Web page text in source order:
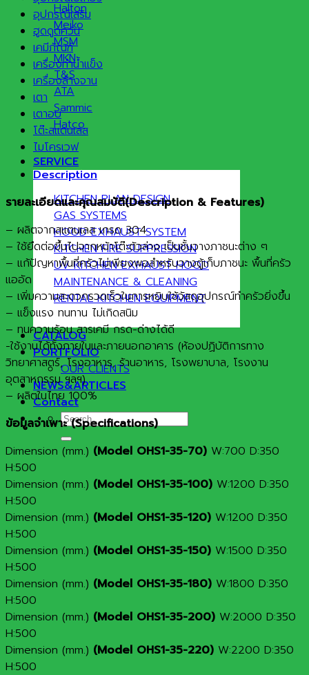
Halton
Meiko
MSM
MKN
T&S
ATA
Sammic
Hatco
SERVICE
KITCHEN PLAN DESIGN
GAS SYSTEMS
HOOD EXHAUST SYSTEM
KITCHEN FIRE SUPPRESSION
UV KITCHEN EXHAUST HOOD
MAINTENANCE & CLEANING
RENTAL KITCHEN EQUIPMENT
CATALOG
PORTFOLIO
OUR CLIENTS
NEWS&ARTICLES
Contact
Search
for:
อุปกรณ์เสริม
ฮูดดูดควัน
เคมีภัณฑ์
เครื่องทำน้ำแข็ง
เครื่องล้างจาน
เตา
เตาอบ
โต๊ะสแตนเลส
ไมโครเวฟ
Description
รายละเอียดและคุณสมบัติ(Description & Features)
– ผลิตจากสแตนเลส เกรด 304
– ใช้ยึดต่อขึ้นไปจากหน้าโต๊ะตัวล่าง เป็นชั้นวางภาชนะต่าง ๆ
– แก้ปัญหาพื้นที่ครัวไม่เพียงพอสำหรับวางตู้เก็บภาชนะ พื้นที่ครัว
แออัด
– เพิ่มความสะดวกรวดเร็วในการหยิบใช้วัสดุอุปกรณ์ทำครัวยิ่งขึ้น
– แข็งแรง ทนทาน ไม่เกิดสนิม
– ทนความร้อน สารเคมี กรด-ด่างได้ดี
-ใช้งานได้ทั้งภายในและภายนอกอาคาร (ห้องปฏิบัติการทาง
วิทยาศาสตร์, โรงอาหาร, ร้านอาหาร, โรงพยาบาล, โรงงาน
อุตสาหกรรม ฯลฯ)
– ผลิตในไทย 100%
ข้อมูลจำเพาะ (Specifications)
Dimension (mm.) (Model OHS1-35-70) W:700 D:350
H:500
Dimension (mm.) (Model OHS1-35-100) W:1200 D:350
H:500
Dimension (mm.) (Model OHS1-35-120) W:1200 D:350
H:500
Dimension (mm.) (Model OHS1-35-150) W:1500 D:350
H:500
Dimension (mm.) (Model OHS1-35-180) W:1800 D:350
H:500
Dimension (mm.) (Model OHS1-35-200) W:2000 D:350
H:500
Dimension (mm.) (Model OHS1-35-220) W:2200 D:350
H:500